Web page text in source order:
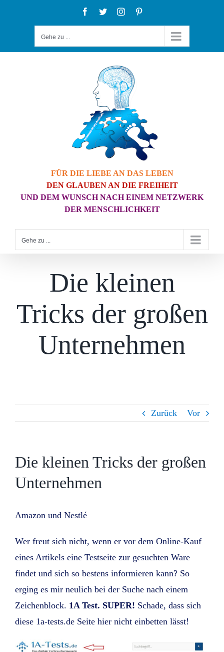
Facebook
TwitterInstagram
Gehe zu ...
FÜR DIE LIEBE AN DAS LEBEN
DEN GLAUBEN AN DIE FREIHEIT
UND DEM WUNSCH NACH EINEM NETZWERK
DER MENSCHLICHKEIT
Gehe zu ...
Die kleinen
Tricks der großen
Unternehmen
Zurück Vor
Die kleinen Tricks der großen
Unternehmen
Amazon und Nestlé
Wer freut sich nicht, wenn er vor dem Online-Kauf
eines Artikels eine Testseite zur gesuchten Ware
findet und sich so bestens informieren kann? So
erging es mir neulich bei der Suche nach einem
Zeichenblock. 1A Test. SUPER! Schade, dass sich
diese 1a-tests.de Seite hier nicht einbetten lässt!